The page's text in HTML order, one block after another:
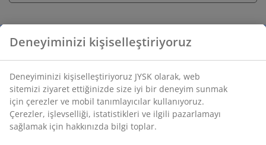
Sınırsız iade
Zaman sınırlaması yok - herhangi bir JYSK mağazasına
iade
Fiyat garantisi
Satın alma işleminizde 30 günlük fiyat garantisi
Esnek teslimat seçenekleri
Seçtiğiniz hızlı ve kolay teslimat
Deneyiminizi kişiselleştiriyoruz
Deneyiminizi kişiselleştiriyoruz JYSK olarak, web
sitemizi ziyaret ettiğinizde size iyi bir deneyim sunmak
için çerezler ve mobil tanımlayıcılar kullanıyoruz.
Çerezler, işlevselliği, istatistikleri ve ilgili pazarlamayı
sağlamak için hakkınızda bilgi toplar.